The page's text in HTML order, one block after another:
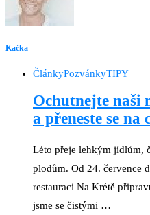
Kačka
ČlánkyPozvánkyTIPY
Ochutnejte naši
a přeneste se
Léto přeje lehkým jídlům,
plodům. Od 24. července
restauraci Na Krétě
jsme se čistými …